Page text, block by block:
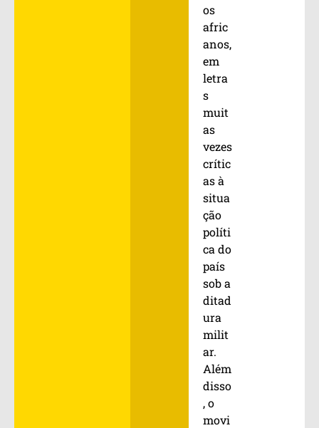
os
afric
anos,
em
letra
s
muit
as
vezes
crític
as à
situa
ção
políti
ca do
país
sob a
ditad
ura
milit
ar.
Além
disso
, o
movi